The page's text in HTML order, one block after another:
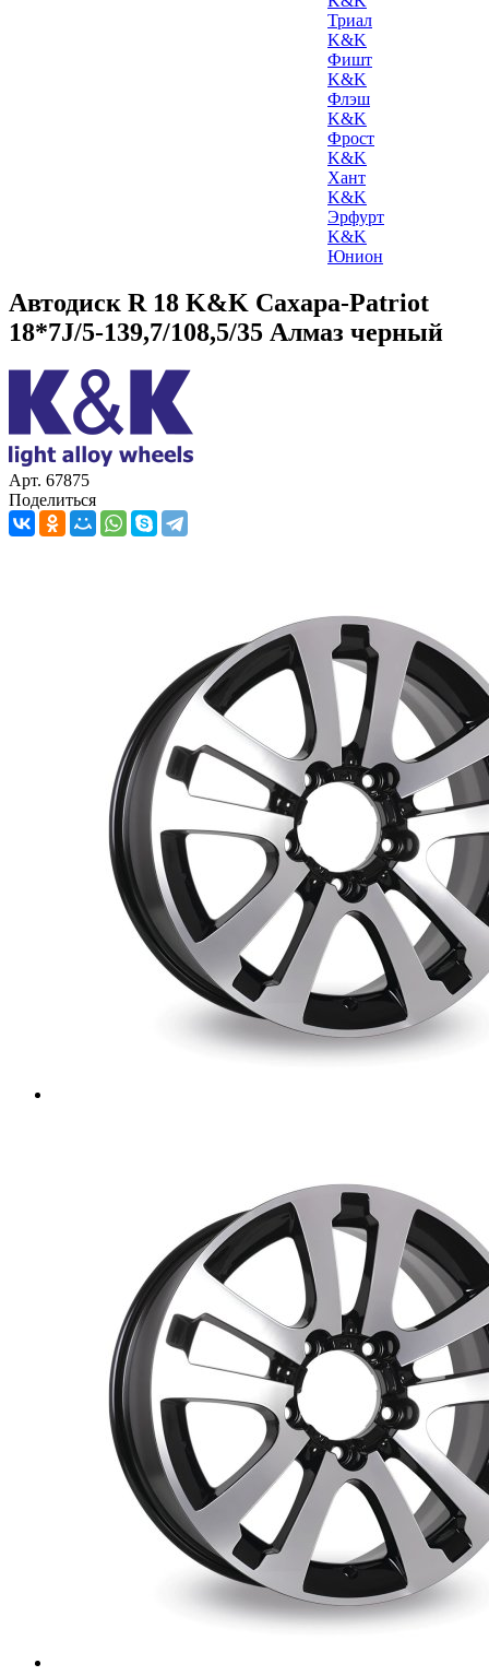
Триал
K&K
Фишт
K&K
Флэш
K&K
Фрост
K&K
Хант
K&K
Эрфурт
K&K
Юнион
Автодиск R 18 K&K Сахара-Patriot
18*7J/5-139,7/108,5/35 Алмаз черный
Арт. 67875
Поделиться